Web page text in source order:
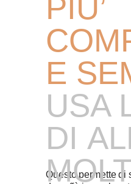
Questo permette di
PIU’
E
USA
DI